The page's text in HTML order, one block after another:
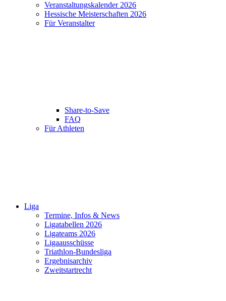
Veranstaltungskalender 2026
Hessische Meisterschaften 2026
Für Veranstalter
Share-to-Save
FAQ
Für Athleten
Liga
Termine, Infos & News
Ligatabellen 2026
Ligateams 2026
Ligaausschüsse
Triathlon-Bundesliga
Ergebnisarchiv
Zweitstartrecht